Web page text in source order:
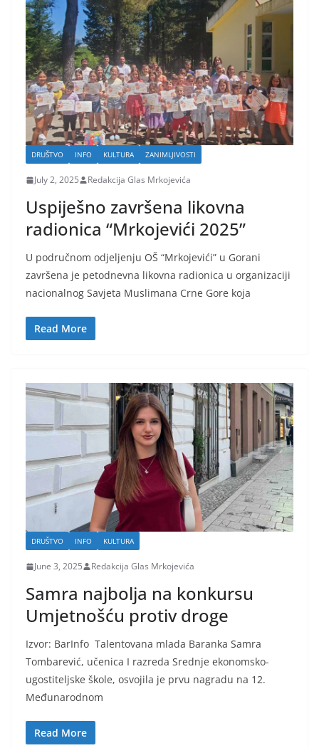
DRUŠTVO INFO KULTURA ZANIMLJIVOSTI
July 2, 2025 Redakcija Glas Mrkojevića
Uspiješno završena likovna
radionica “Mrkojevići 2025”
U područnom odjeljenju OŠ “Mrkojevići” u Gorani
završena je petodnevna likovna radionica u organizaciji
nacionalnog Savjeta Muslimana Crne Gore koja
Read More
DRUŠTVO INFO KULTURA
June 3, 2025 Redakcija Glas Mrkojevića
Samra najbolja na konkursu
Umjetnošću protiv droge
Izvor: BarInfo Talentovana mlada Baranka Samra
Tombarević, učenica I razreda Srednje ekonomsko-
ugostiteljske škole, osvojila je prvu nagradu na 12.
Međunarodnom
Read More